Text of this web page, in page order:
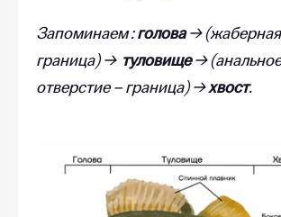
Запоминаем :голова→
граница) → туловище→ (анальное
отверстие – граница) →хвост.